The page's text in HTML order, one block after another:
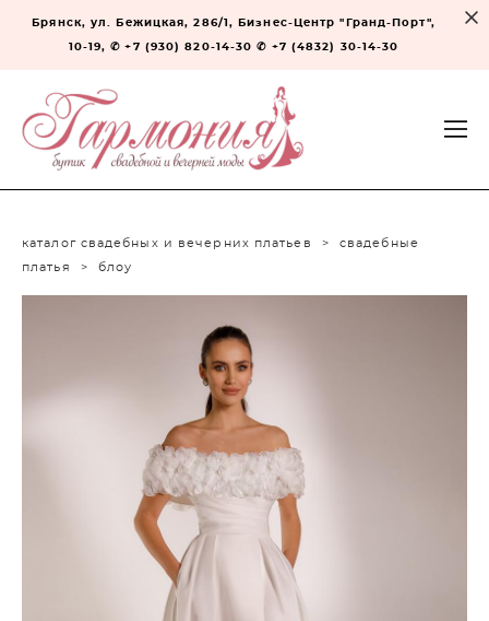
Брянск, ул. Бежицкая, 286/1, Бизнес-Центр "Гранд-Порт",
10-19, ✆ +7 (930) 820-14-30 ✆ +7 (4832) 30-14-30
каталог свадебных и вечерних платьев >
свадебные
платья
> блоу